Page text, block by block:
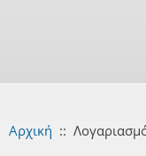
Αρχική ::